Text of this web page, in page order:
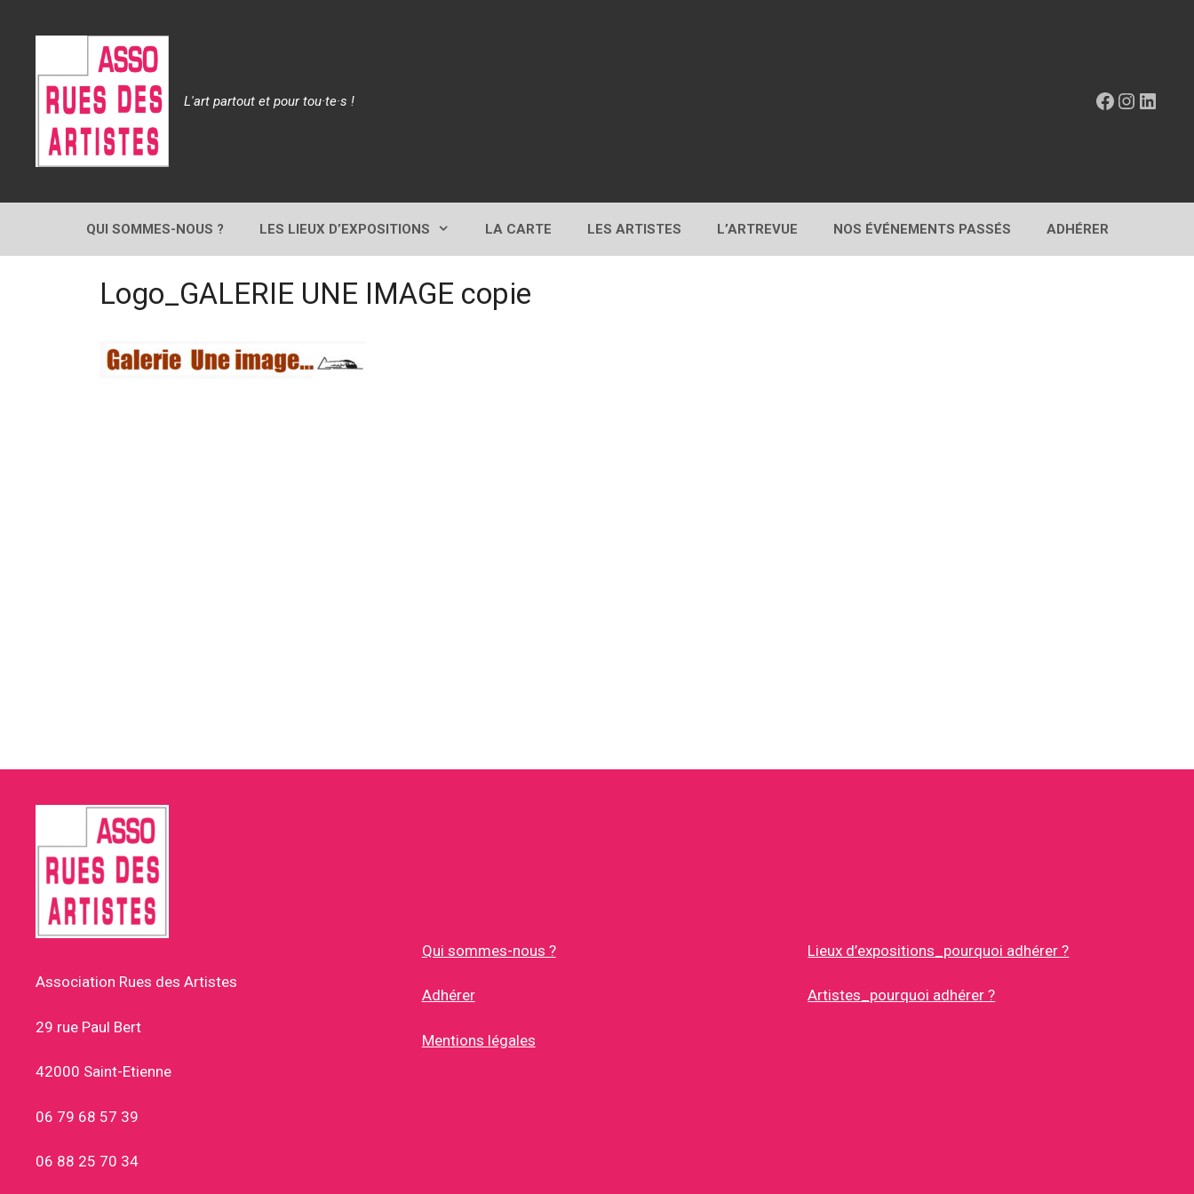
L'art partout et pour tou·te·s ! Facebook
QUI SOMMES-NOUS ? LES LIEUX D’EXPOSITIONS LA CARTE LES ARTISTES L’ARTREVUE NOS ÉVÉNEMENTS PASSÉS ADHÉRER
Logo_GALERIE UNE IMAGE copie
Association Rues des Artistes
29 rue Paul Bert
42000 Saint-Etienne
06 79 68 57 39
06 88 25 70 34
Qui sommes-nous ?
Adhérer
Mentions légales
Lieux d’expositions_pourquoi adhérer ?
Artistes_pourquoi adhérer ?